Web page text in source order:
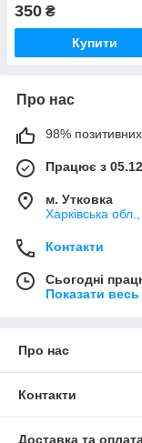
350 ₴
Купити
Про нас
98% позитивних
Працює з
м. Утковка
Харківська
Контакти
Сьогодні
Показати
Про нас
Контакти
Доставка та